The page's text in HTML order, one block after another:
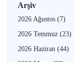
Arşiv
2026 Ağustos (7)
2026 Temmuz (23)
2026 Haziran (44)